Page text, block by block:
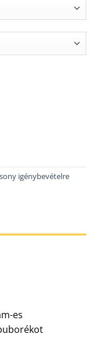
mennyiség
igénybevételre
es